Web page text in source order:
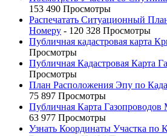
153 490 Просмотры
Распечатать Ситуационный
Номеру - 120 328 Просмотры
Публичная кадастровая карта
Просмотры
Публичная Кадастровая Карта
Просмотры
План Расположения Эпу по
75 897 Просмотры
Публичная Карта Газопроводов
63 977 Просмотры
Узнать Координаты Участка по